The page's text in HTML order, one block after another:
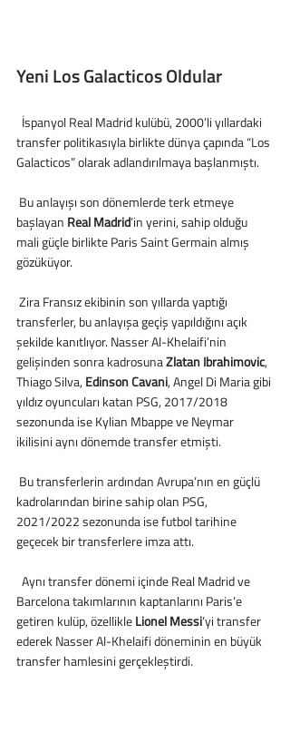
Yeni Los Galacticos Oldular
transfer politikasıyla birlikte dünya çapında “Los
Galacticos” olarak adlandırılmaya başlanmıştı.
başlayan Real Madrid’in yerini, sahip olduğu
mali güçle birlikte Paris Saint Germain almış
gözüküyor.
transferler, bu anlayışa geçiş yapıldığını açık
şekilde kanıtlıyor. Nasser Al-Khelaifi’nin
gelişinden sonra kadrosuna Zlatan Ibrahimovic,
Thiago Silva, Edinson Cavani, Angel Di Maria gibi
yıldız oyuncuları katan PSG, 2017/2018
sezonunda ise Kylian Mbappe ve Neymar
ikilisini aynı dönemde transfer etmişti.
kadrolarından birine sahip olan PSG,
2021/2022 sezonunda ise futbol tarihine
geçecek bir transferlere imza attı.
Barcelona takımlarının kaptanlarını Paris’e
getiren kulüp, özellikle Lionel Messi’yi transfer
ederek Nasser Al-Khelaifi döneminin en büyük
transfer hamlesini gerçekleştirdi.